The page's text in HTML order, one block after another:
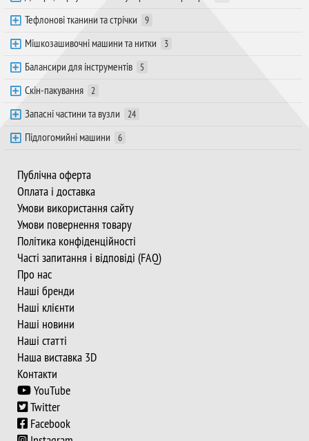
Тефлонові тканини та стрічки 9
Мішкозашивочні машини та нитки 3
Балансири для інструментів 5
Скін-пакування 2
Запасні частини та вузли 24
Підлогомийні машини 6
Публічна оферта
Оплата і доставка
Умови використання сайту
Умови повернення товару
Політика конфіденційності
Часті запитання і відповіді (FAQ)
Про нас
Наші бренди
Наші клієнти
Наші новини
Наші статті
Наша виставка 3D
Контакти
YouTube
Twitter
Facebook